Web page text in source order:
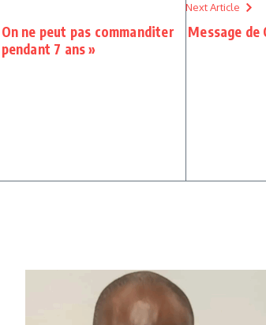
ne peut pas commanditer
7 ans »
Next Article
Message de